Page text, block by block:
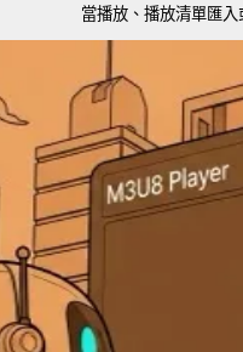
當播放、播放清單匯